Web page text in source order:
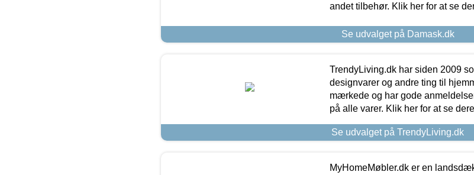
andet tilbehør. Klik her for at se
Se udvalget på Damask.dk
TrendyLiving.dk har siden 2009
designvarer og andre ting til
mærkede og har gode
på alle varer. Klik her for at se
Se udvalget på TrendyLiving.dk
MyHomeMøbler.dk er en